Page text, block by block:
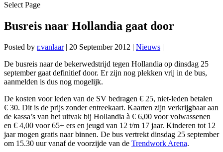
Select Page
Busreis naar Hollandia gaat door
Posted by r.vanlaar| 20 September 2012 | Nieuws |
De busreis naar de bekerwedstrijd tegen Hollandia op dinsdag 25
september gaat definitief door. Er zijn nog plekken vrij in de bus,
aanmelden is dus nog mogelijk.
De kosten voor leden van de SV bedragen € 25, niet-leden betalen
€ 30. Dit is de prijs zonder entreekaart. Kaarten zijn verkrijgbaar aan
de kassa’s van het uitvak bij Hollandia à € 6,00 voor volwassenen
en € 4,00 voor 65+ ers en jeugd van 12 t/m 17 jaar. Kinderen tot 12
jaar mogen gratis naar binnen. De bus vertrekt dinsdag 25 september
om 15.30 uur vanaf de voorzijde van de Trendwork Arena.